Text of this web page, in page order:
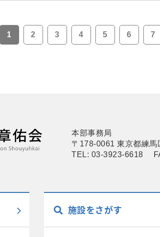
1 2 3 4 5 6 7
本部事務局
〒178-0061 東京都練
TEL: 03-3923-6618
施設をさがす